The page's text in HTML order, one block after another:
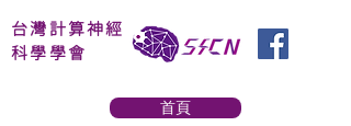
台灣計算神經
科學學會
首頁